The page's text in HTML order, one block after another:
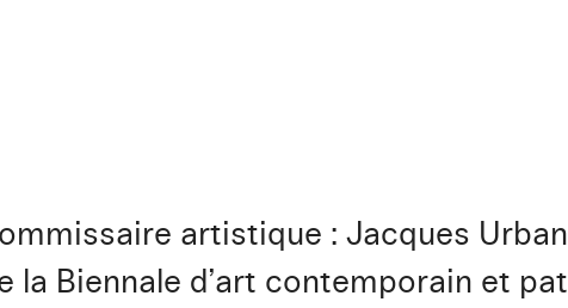
artistique : Jacques
la Biennale d’art contemporain et